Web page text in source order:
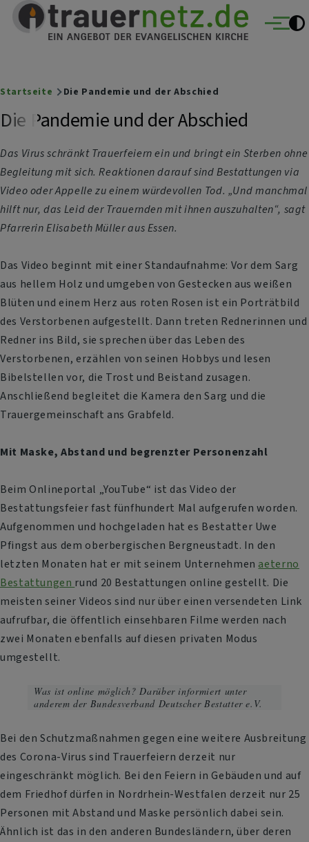
Direkt zum Inhalt
Trauernetz
Ein Angebot der evangelischen Kirche Menü
Breadcrumb
Startseite Die Pandemie und der Abschied
Die Pandemie und der Abschied
Das Virus schränkt Trauerfeiern ein und bringt ein Sterben ohne
Begleitung mit sich. Reaktionen darauf sind Bestattungen via
Video oder Appelle zu einem würdevollen Tod. „Und manchmal
hilft nur, das Leid der Trauernden mit ihnen auszuhalten“, sagt
Pfarrerin Elisabeth Müller aus Essen.
Das Video beginnt mit einer Standaufnahme: Vor dem Sarg
aus hellem Holz und umgeben von Gestecken aus weißen
Blüten und einem Herz aus roten Rosen ist ein Porträtbild
des Verstorbenen aufgestellt. Dann treten Rednerinnen und
Redner ins Bild, sie sprechen über das Leben des
Verstorbenen, erzählen von seinen Hobbys und lesen
Bibelstellen vor, die Trost und Beistand zusagen.
Anschließend begleitet die Kamera den Sarg und die
Trauergemeinschaft ans Grabfeld.
Mit Maske, Abstand und begrenzter Personenzahl
Beim Onlineportal „YouTube“ ist das Video der
Bestattungsfeier fast fünfhundert Mal aufgerufen worden.
Aufgenommen und hochgeladen hat es Bestatter Uwe
Pfingst aus dem oberbergischen Bergneustadt. In den
letzten Monaten hat er mit seinem Unternehmen aeterno
Bestattungen rund 20 Bestattungen online gestellt. Die
meisten seiner Videos sind nur über einen versendeten Link
aufrufbar, die öffentlich einsehbaren Filme werden nach
zwei Monaten ebenfalls auf diesen privaten Modus
umgestellt.
Was ist online möglich? Darüber informiert unter
anderem der Bundesverband Deutscher Bestatter e.V.
Bei den Schutzmaßnahmen gegen eine weitere Ausbreitung
des Corona-Virus sind Trauerfeiern derzeit nur
eingeschränkt möglich. Bei den Feiern in Gebäuden und auf
dem Friedhof dürfen in Nordrhein-Westfalen derzeit nur 25
Personen mit Abstand und Maske persönlich dabei sein.
Ähnlich ist das in den anderen Bundesländern, über deren